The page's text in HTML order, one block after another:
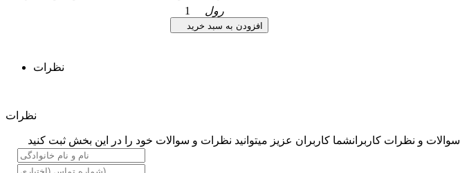
1
رول
افزودن به سبد خرید
نظرات
نظرات
سوالات و نظرات کاربرانشما کاربران عزیز میتوانید نظرات و سوالات خود را در این بخش ثبت کنید